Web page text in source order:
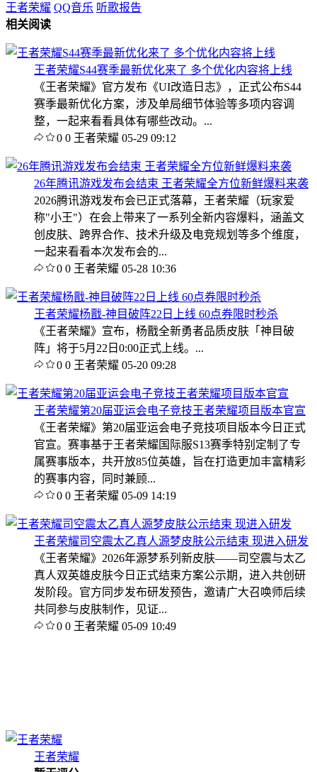
王者荣耀 QQ音乐 听歌报告
相关阅读
王者荣耀S44赛季最新优化来了 多个优化内容将上线
《王者荣耀》官方发布《UI改造日志》，正式公布S44
赛季最新优化方案，涉及单局细节体验等多项内容调
整，一起来看看具体有哪些改动。...
0 0 王者荣耀 05-29 09:12
26年腾讯游戏发布会结束 王者荣耀全方位新鲜爆料来袭
2026腾讯游戏发布会已正式落幕，王者荣耀（玩家爱
称"小王"）在会上带来了一系列全新内容爆料，涵盖文
创皮肤、跨界合作、技术升级及电竞规划等多个维度，
一起来看看本次发布会的...
0 0 王者荣耀 05-28 10:36
王者荣耀杨戬-神目破阵22日上线 60点券限时秒杀
《王者荣耀》宣布，杨戬全新勇者品质皮肤「神目破
阵」将于5月22日0:00正式上线。...
0 0 王者荣耀 05-20 09:28
王者荣耀第20届亚运会电子竞技王者荣耀项目版本官宣
《王者荣耀》第20届亚运会电子竞技项目版本今日正式
官宣。赛事基于王者荣耀国际服S13赛季特别定制了专
属赛事版本，共开放85位英雄，旨在打造更加丰富精彩
的赛事内容，同时兼顾...
0 0 王者荣耀 05-09 14:19
王者荣耀司空震太乙真人源梦皮肤公示结束 现进入研发
《王者荣耀》2026年源梦系列新皮肤——司空震与太乙
真人双英雄皮肤今日正式结束方案公示期，进入共创研
发阶段。官方同步发布研发预告，邀请广大召唤师后续
共同参与皮肤制作，见证...
0 0 王者荣耀 05-09 10:49
王者荣耀